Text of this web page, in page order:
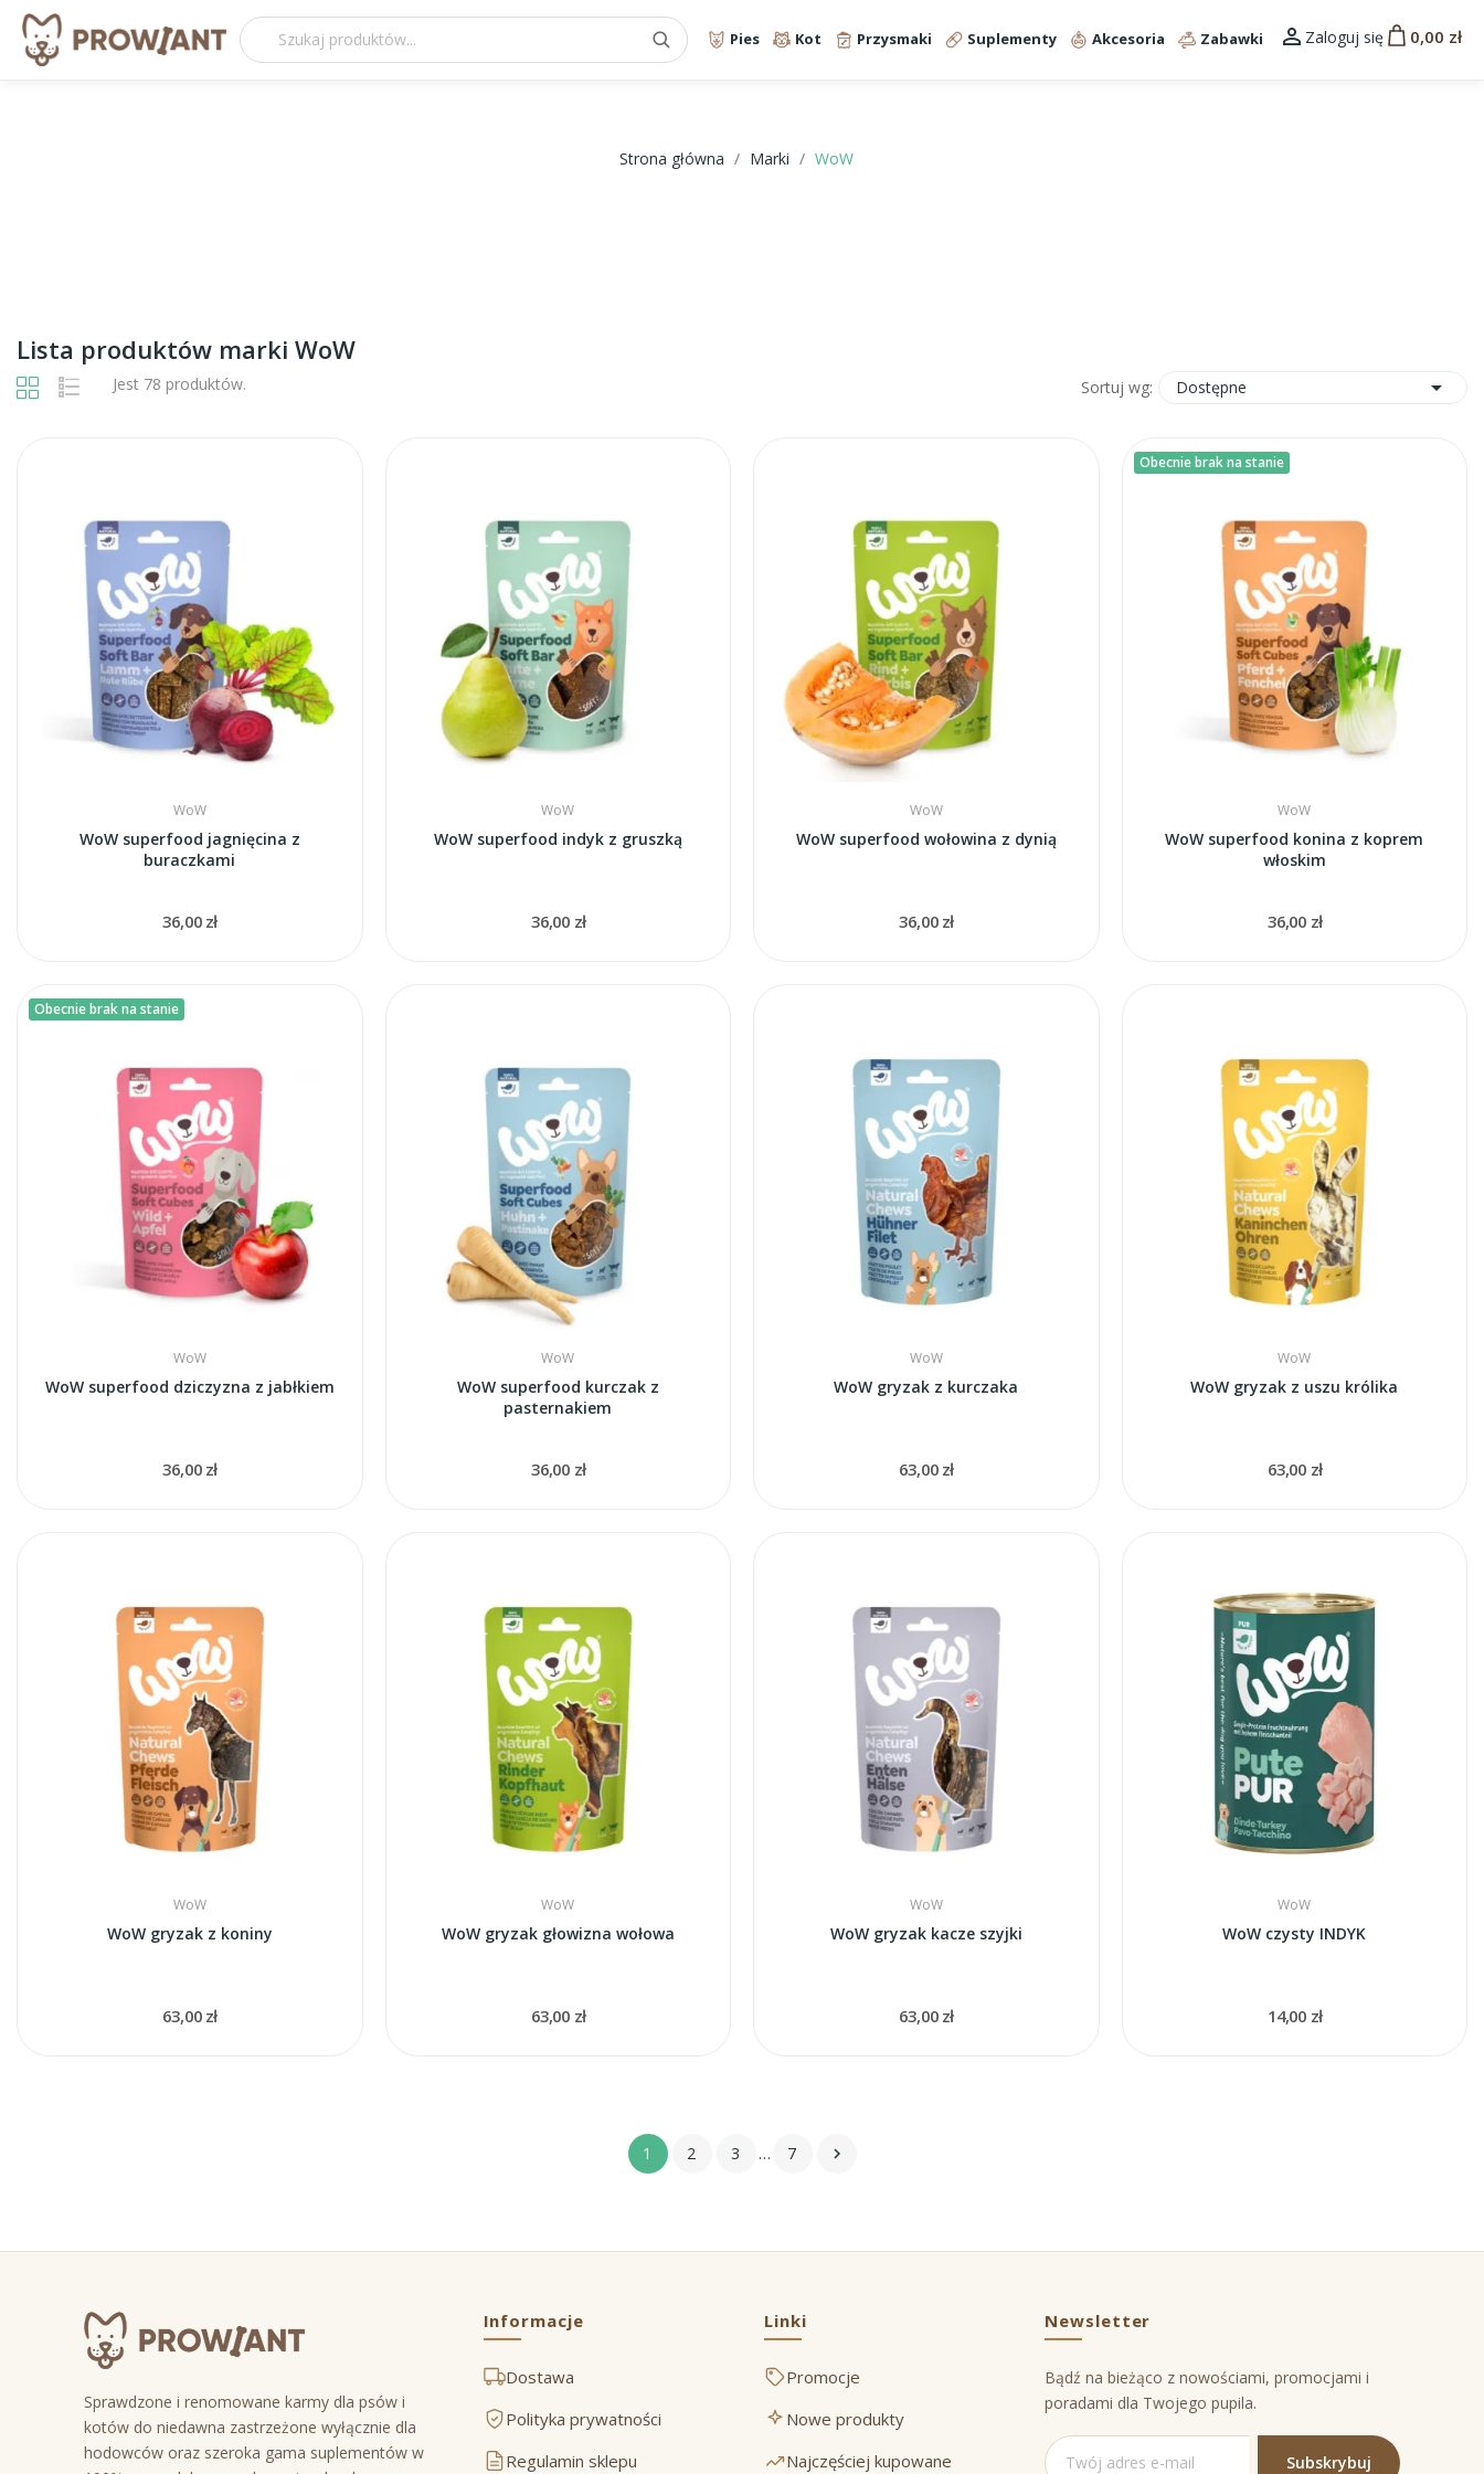
Pies Kot Przysmaki Suplementy Akcesoria Zabawki  Zaloguj się 0,00 zł
Strona główna Marki WoW
Lista produktów marki WoW
Jest 78 produktów. Sortuj wg: Dostępne 
WoW
WoW superfood jagnięcina z
buraczkami
36,00 zł
WoW
WoW superfood indyk z gruszką
36,00 zł
WoW
WoW superfood wołowina z dynią
36,00 zł
Obecnie brak na stanie
WoW
WoW superfood konina z koprem
włoskim
36,00 zł
Obecnie brak na stanie
WoW
WoW superfood dziczyzna z jabłkiem
36,00 zł
WoW
WoW superfood kurczak z
pasternakiem
36,00 zł
WoW
WoW gryzak z kurczaka
63,00 zł
WoW
WoW gryzak z uszu królika
63,00 zł
WoW
WoW gryzak z koniny
63,00 zł
WoW
WoW gryzak głowizna wołowa
63,00 zł
WoW
WoW gryzak kacze szyjki
63,00 zł
WoW
WoW czysty INDYK
14,00 zł
1 2 3 … 7 
Sprawdzone i renomowane karmy dla psów i
kotów do niedawna zastrzeżone wyłącznie dla
hodowców oraz szeroka gama suplementów w
Informacje
Dostawa
Polityka prywatności
Regulamin sklepu
Linki
Promocje
Nowe produkty
Najczęściej kupowane
Newsletter
Bądź na bieżąco z nowościami, promocjami i
poradami dla Twojego pupila.